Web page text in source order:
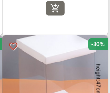
add_shopping_cart
favorite_border -30%